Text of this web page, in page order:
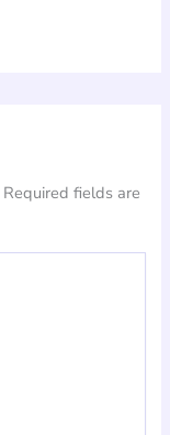
Required fields are